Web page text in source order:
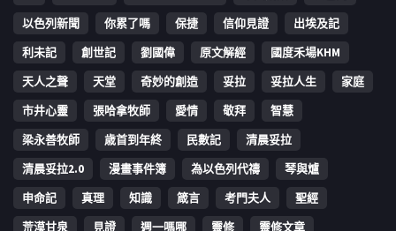
以色列新聞
你累了嗎 保捷 信仰見證
出埃及記
利未記
創世記 劉國偉 原文解經
國度禾場KHM
天人之聲
天堂 奇妙的創造 妥拉 妥拉人生
家庭
市井心靈
張哈拿牧師 愛情 敬拜
智慧
梁永善牧師
歳首到年終 民數記
清晨妥拉
清晨妥拉2.0
漫畫事件簿 為以色列代禱
琴與爐
申命記
真理 知識 箴言 考門夫人
聖經
荒漠甘泉
見證 週一嗎哪 靈修 靈修文章